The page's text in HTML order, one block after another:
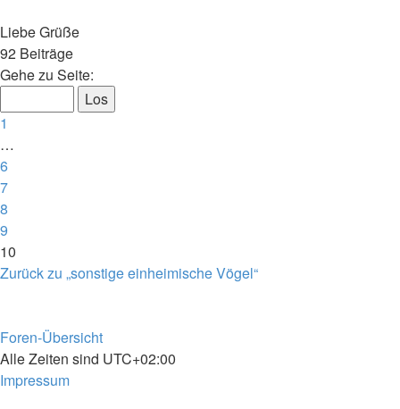
Liebe Grüße
Nach
oben
92 Beiträge
Seite
von
Gehe zu Seite:
Vorherige
1
…
6
7
8
9
10
Zurück zu „sonstige einheimische Vögel“
Foren-Übersicht
Alle Zeiten sind UTC+02:00
Impressum